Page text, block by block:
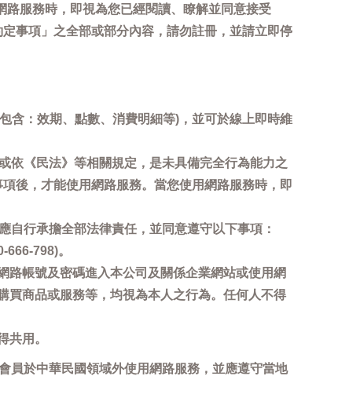
服務時，即視為您已經閱讀、瞭解並同意接受
事項」之全部或部分內容，請勿註冊，並請立即停
含：效期、點數、消費明細等)，並可於線上即時維
依《民法》等相關規定，是未具備完全行為能力之
後，才能使用網路服務。當您使用網路服務時，即
行承擔全部法律責任，並同意遵守以下事項：
798)。
帳號及密碼進入本公司及關係企業網站或使用網
買商品或服務等，均視為本人之行為。任何人不得
共用。
員於中華民國領域外使用網路服務，並應遵守當地